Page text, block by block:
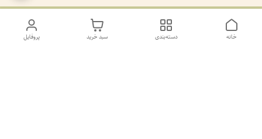
پروفایل سبد خرید دسته‌بندی خانه